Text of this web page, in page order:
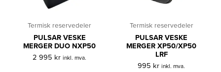
Termisk reservedeler
PULSAR VESKE
MERGER DUO NXP50
2 995 kr inkl. mva.
Termisk reservedeler
PULSAR VESKE
MERGER XP50/XP50
LRF
995 kr inkl. mva.